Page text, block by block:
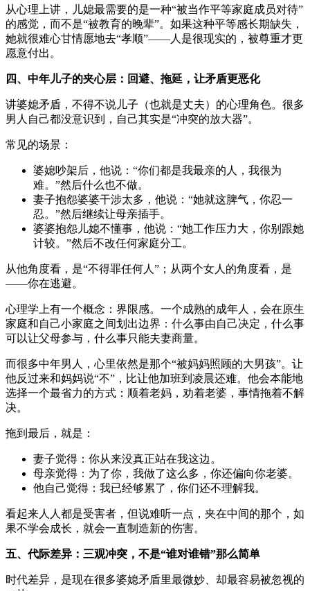
从心理上讲，儿媳最需要的是一种“被当作平等家庭成员对待”
的感觉，而不是“被教育的晚辈”。如果这种平等感长期缺失，
她就很难心甘情愿地去“孝顺”——人是很现实的，被尊重才更
愿意付出。
四、中年儿子的夹心层：回避、拖延，让矛盾更恶化
讲婆媳矛盾，不得不说儿子（也就是丈夫）的心理角色。很多
男人自己都没意识到，自己其实是“冲突的放大器”。
常见的场景：
婆媳吵架后，他说：“你们都是我最亲的人，我很为
难。”然后什么也不做。
妻子抱怨婆婆干涉太多，他说：“她就这脾气，你忍一
忍。”然后继续让母亲插手。
婆婆抱怨儿媳不懂事，他说：“她工作压力大，你别跟她
计较。”然后不改任何家庭分工。
从他角度看，是“不得罪任何人”；从两个女人的角度看，是
——你在逃避。
心理学上有一个概念：界限感。一个成熟的成年人，会在原生
家庭和自己小家庭之间划出边界：什么事由自己决定，什么事
可以让父母参与，什么事只能夫妻商量。
而很多中年男人，心里依然是那个“被妈妈照顾的大男孩”。让
他反过来和妈妈说“不”，比让他加班到凌晨还难。他会本能地
选择一个最省力的方式：顺着老妈，劝着老婆，事情拖着不解
决。
拖到最后，就是：
妻子觉得：你从来没真正站在我这边。
母亲觉得：为了你，我做了这么多，你还偏向你老婆。
他自己觉得：我已经够累了，你们还不理解我。
看起来人人都是受害者，但说难听一点，夹在中间的那个，如
果不学会成长，就会一直制造新的伤害。
五、代际差异：三观冲突，不是“谁对谁错”那么简单
时代差异，是现在很多婆媳矛盾里最微妙、却最容易被忽视的